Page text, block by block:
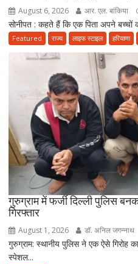
August 6, 2026 आर. एल. बांकिया
सोनीपत : कहते हैं कि एक पिता अपने बच्चों
Featured राज्य लाइफ स्टाइल हरियाणा
गुरुग्राम में फर्जी दिल्ली पुलिस
गिरफ्तार
August 1, 2026 डॉ. अनिल जगन्नाथ
गुरुग्राम: स्थानीय पुलिस ने एक ऐसे गिरोह
स्पेशल...